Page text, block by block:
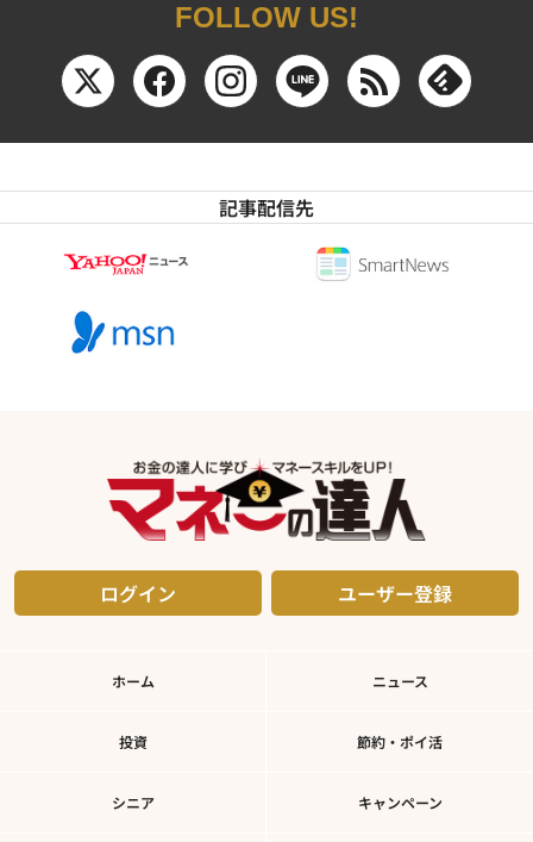
FOLLOW US!
記事配信先
ログイン ユーザー登録
ホーム ニュース
投資 節約・ポイ活
シニア キャンペーン